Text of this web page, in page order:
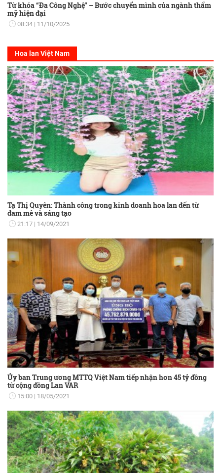
Từ khóa “Đa Công Nghệ” – Bước chuyển mình của ngành thẩm
mỹ hiện đại
08:34 11/10/2025
Hoa lan Việt Nam
Tạ Thị Quyên: Thành công trong kinh doanh hoa lan đến từ
đam mê và sáng tạo
21:17 14/09/2021
Ủy ban Trung ương MTTQ Việt Nam tiếp nhận hơn 45 tỷ đồng
từ cộng đồng Lan VAR
15:00 18/05/2021